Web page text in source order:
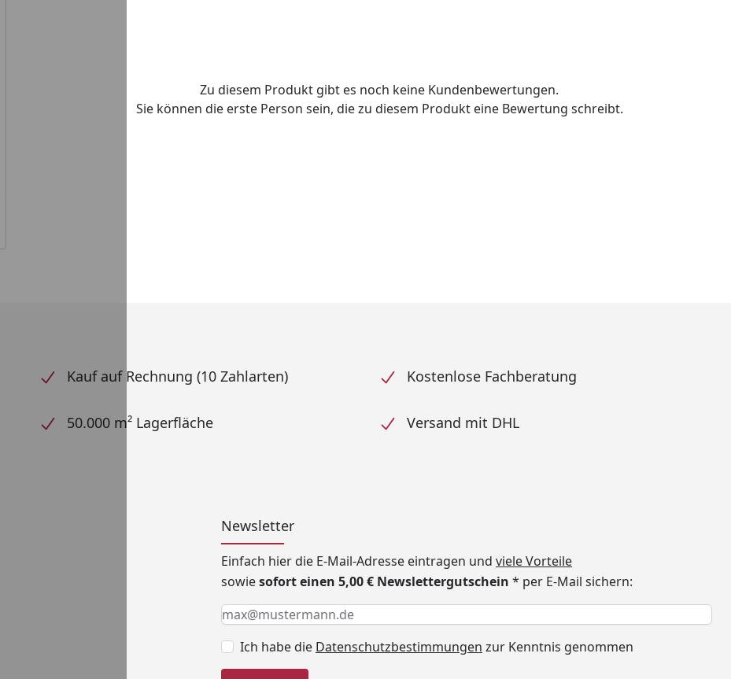
Zu diesem Produkt gibt es noch keine Kundenbewertungen.
Sie können die erste Person sein, die zu diesem Produkt eine Bewertung schreibt.
Kauf auf Rechnung (10 Zahlarten) Kostenlose Fachberatung
50.000 m² Lagerfläche Versand mit DHL
Newsletter
Einfach hier die E-Mail-Adresse eintragen und viele Vorteile
sowiesofort einen 5,00 € Newslettergutschein * per E-Mail sichern:
Keine Eingabe erforderlich
Eingabe erforderlich
E-Mail *
Ich habe die Datenschutzbestimmungen zur Kenntnis genommen